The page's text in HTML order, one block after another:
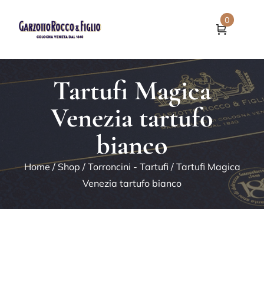
0
Tartufi Magica
Venezia tartufo
bianco
Home/ Shop / Torroncini - Tartufi / Tartufi Magica
Venezia tartufo bianco